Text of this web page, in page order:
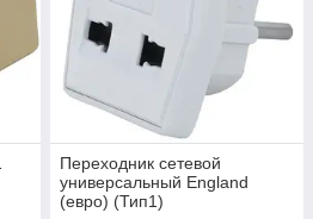
Переходник сетевой
универсальный England
(евро) (Тип1)